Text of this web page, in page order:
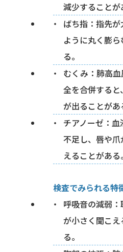
減少することが
ばち指：指先
ように丸く膨
る。
むくみ：肺高
全を合併する
が出ることがあ
チアノーゼ：
不足し、唇や
えることがある。
検査でみられる特
呼吸音の減弱
が小さく聞こ
る。